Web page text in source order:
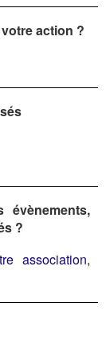
action ?
?
association,